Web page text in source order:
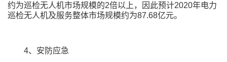
约为巡检无人机市场规模的2倍以上，因此预计2020年电力
巡检无人机及服务整体市场规模约为87.68亿元。
4、安防应急